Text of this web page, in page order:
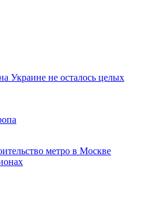
Украине не осталось целых
метро в Москве